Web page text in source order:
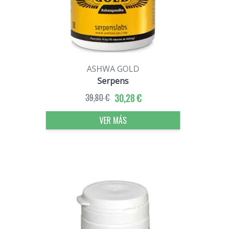
ASHWA GOLD
Serpens
30,28 €
39,80 €
VER MÁS